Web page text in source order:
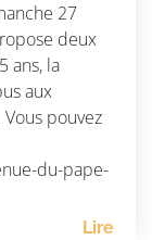
27
deux
ans, la
aux
pouvez
du-pape-
Lire